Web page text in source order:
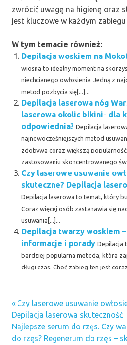
zwrócić uwagę na higienę oraz
jest kluczowe w każdym
W tym temacie również:
Depilacja woskiem na
wiosna to idealny moment na
niechcianego owłosienia. Jedną z
metod pozbycia się[...]...
Depilacja laserowa nóg
laserowa okolic bikini- dla
odpowiednia? Depilacja
najnowocześniejszych metod
zdobywa coraz większą
zastosowaniu skoncentrowanego
Czy laserowe usuwanie
skuteczne? Depilacja
Depilacja laserowa to temat, który
Coraz więcej osób zastanawia się
usuwania[...]...
Depilacja twarzy woskiem
informacje i porady Depilacja
bardziej popularna metoda, która
długi czas. Choć zabieg ten jest
depilacja
laserowa
okolic
bikini
Nawigacja
wpisu
Previous
Post:
Czy laserowe usuwanie
Depilacja laserowa skuteczność
Next
Post:
Najlepsze serum do rzęs. Czy
do rzęs? Regenerum do rzęs –